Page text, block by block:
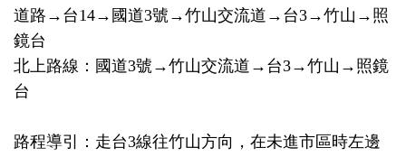
道路→台14→國道3號→竹山交流道→台3→竹山→照
鏡台
北上路線：國道3號→竹山交流道→台3→竹山→照鏡
台
路程導引：走台3線往竹山方向，在未進市區時左邊